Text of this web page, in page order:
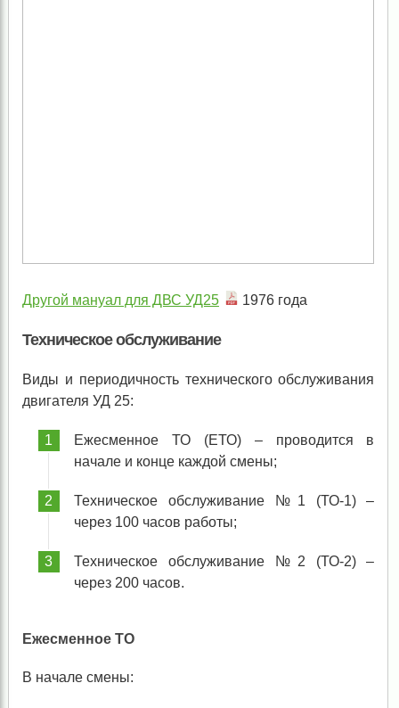
Другой мануал для ДВС УД25 1976 года
Техническое обслуживание
Виды и периодичность технического обслуживания
двигателя УД 25:
Ежесменное ТО (ЕТО) – проводится в
начале и конце каждой смены;
Техническое обслуживание №1 (ТО-1) –
через 100 часов работы;
Техническое обслуживание №2 (ТО-2) –
через 200 часов.
Ежесменное ТО
В начале смены: